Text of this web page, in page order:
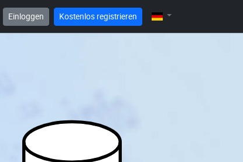
Einloggen Kostenlos registrieren